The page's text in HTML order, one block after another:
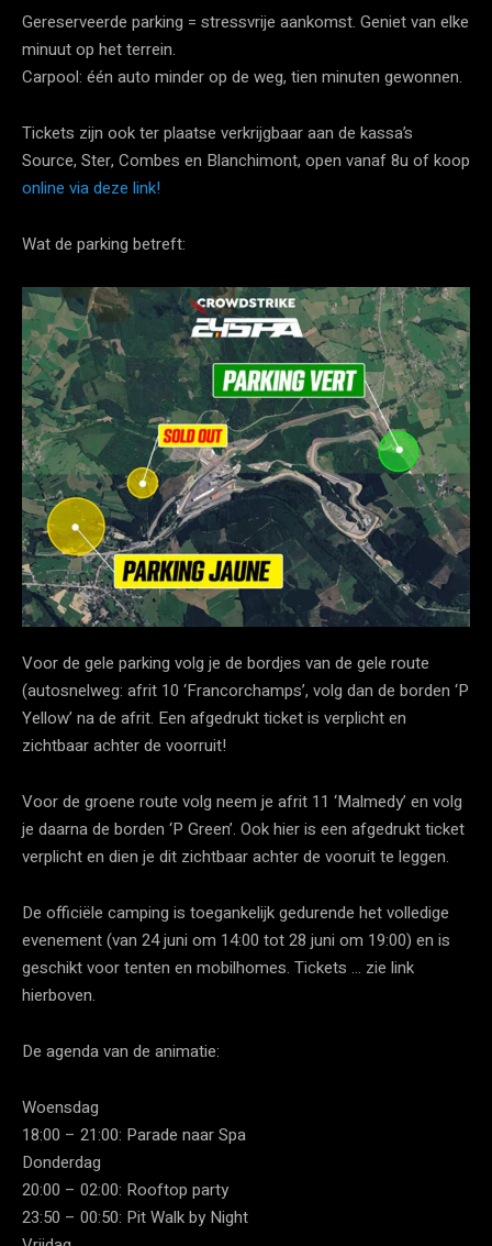
Gereserveerde parking = stressvrije aankomst. Geniet van elke
minuut op het terrein.
Carpool: één auto minder op de weg, tien minuten gewonnen.
Tickets zijn ook ter plaatse verkrijgbaar aan de kassa’s
Source, Ster, Combes en Blanchimont, open vanaf 8u of koop
online via deze link!
Wat de parking betreft:
Voor de gele parking volg je de bordjes van de gele route
(autosnelweg: afrit 10 ‘Francorchamps’, volg dan de borden ‘P
Yellow’ na de afrit. Een afgedrukt ticket is verplicht en
zichtbaar achter de voorruit!
Voor de groene route volg neem je afrit 11 ‘Malmedy’ en volg
je daarna de borden ‘P Green’. Ook hier is een afgedrukt ticket
verplicht en dien je dit zichtbaar achter de vooruit te leggen.
De officiële camping is toegankelijk gedurende het volledige
evenement (van 24 juni om 14:00 tot 28 juni om 19:00) en is
geschikt voor tenten en mobilhomes. Tickets … zie link
hierboven.
De agenda van de animatie:
Woensdag
18:00 – 21:00: Parade naar Spa
Donderdag
20:00 – 02:00: Rooftop party
23:50 – 00:50: Pit Walk by Night